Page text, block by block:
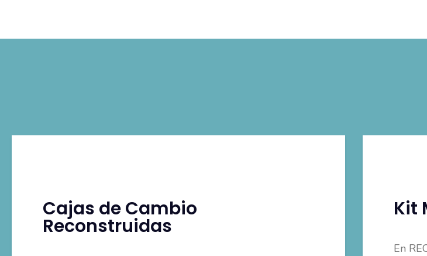
Cajas de Cambio
Reconstruidas
Kit
En